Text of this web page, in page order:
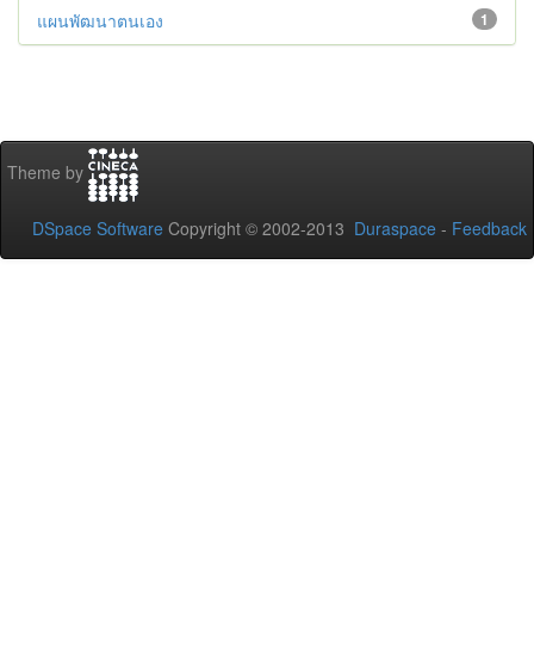
1
แผนพัฒนาตนเอง
Theme by
DSpace Software Copyright © 2002-2013 Duraspace - Feedback